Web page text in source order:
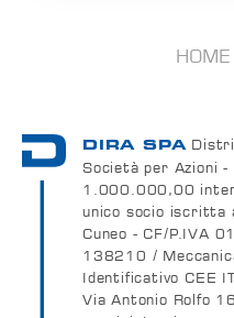
HOME
DIRA SPA
Società per Azioni -
1.000.000,00
unico socio iscritta
Cuneo - CF/P.IVA
138210 /
Identificativo CEE
Via Antonio Rolfo